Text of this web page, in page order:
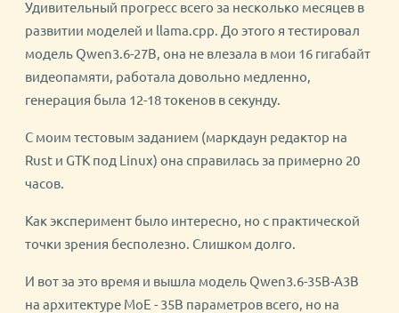
Удивительный прогресс всего за несколько месяцев в
развитии моделей и llama.cpp. До этого я тестировал
модель Qwen3.6-27B, она не влезала в мои 16 гигабайт
видеопамяти, работала довольно медленно,
генерация была 12-18 токенов в секунду.
С моим тестовым заданием (маркдаун редактор на
Rust и GTK под Linux) она справилась за примерно 20
часов.
Как эксперимент было интересно, но с практической
точки зрения бесполезно. Слишком долго.
И вот за это время и вышла модель Qwen3.6-35B-A3B
на архитектуре MoE - 35B параметров всего, но на